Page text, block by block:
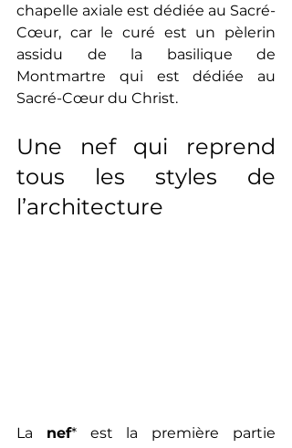
chapelle axiale est dédiée au Sacré-
Cœur, car le curé est un pèlerin
assidu de la basilique de
Montmartre qui est dédiée au
Sacré-Cœur du Christ.
Une nef qui reprend
tous les styles de
l’architecture
La nef* est la première partie